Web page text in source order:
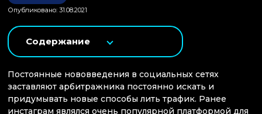
Опубликовано: 31.08.2021
Содержание
Постоянные нововведения в социальных сетях
заставляют арбитражника постоянно искать и
придумывать новые способы лить трафик. Ранее
инстаграм являлся очень популярной платформой для